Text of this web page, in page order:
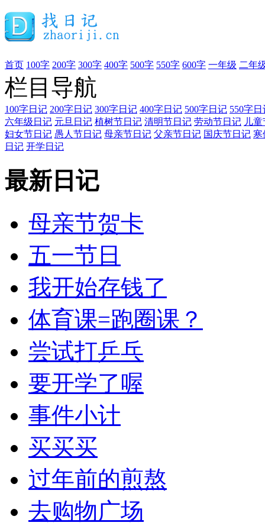
首页 100字 200字 300字 400字 500字 550字 600字 一年级 二年
栏目导航
100字日记 200字日记 300字日记 400字日记 500字日记 550字日
六年级日记 元旦日记 植树节日记 清明节日记 劳动节日记 儿
妇女节日记 愚人节日记 母亲节日记 父亲节日记 国庆节日记 寒
日记 开学日记
最新日记
母亲节贺卡
五一节日
我开始存钱了
体育课=跑圈课？
尝试打乒乓
要开学了喔
事件小计
买买买
过年前的煎熬
去购物广场